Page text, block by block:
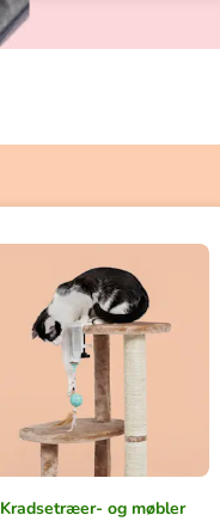
Kradsetræer- og møbler